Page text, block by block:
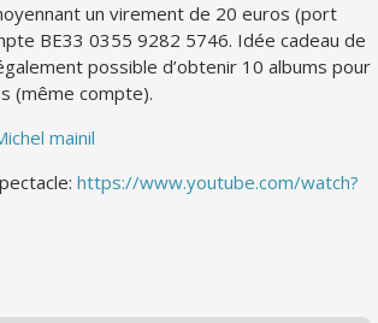
un virement de 20 euros (port
BE33 0355 9282 5746. Idée cadeau de
possible d’obtenir 10 albums pour
(même compte).
mainil
https://www.youtube.com/watch?